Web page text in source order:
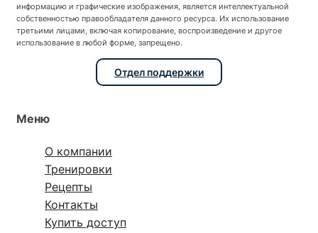
информацию и графические изображения, является интеллектуальной
собственностью правообладателя данного ресурса. Их использование
третьими лицами, включая копирование, воспроизведение и другое
использование в любой форме, запрещено.
Отдел поддержки
Меню
О компании
Тренировки
Рецепты
Контакты
Купить доступ